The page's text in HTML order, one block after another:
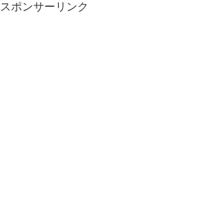
スポンサーリンク